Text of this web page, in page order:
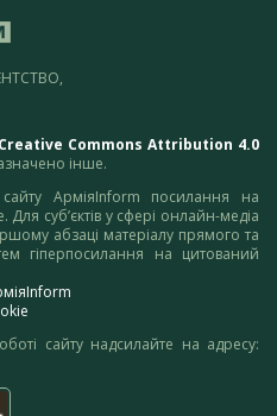
Creative Commons Attribution 4.0
інше.
АрміяInform посилання на
Для суб’єктів у сфері онлайн-медіа
абзаці матеріалу прямого та
гіперпосилання на цитований
сайту надсилайте на адресу: